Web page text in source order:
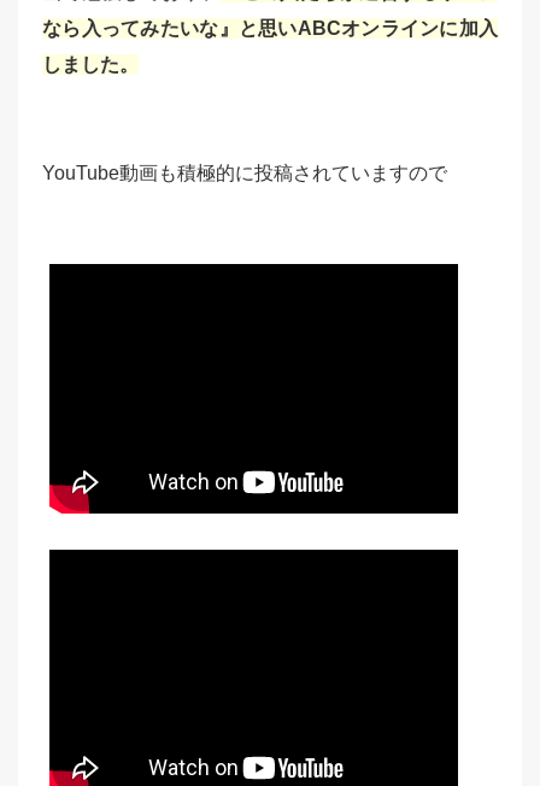
なら入ってみたいな』と思いABCオンラインに加入
しました。
YouTube動画も積極的に投稿されていますので